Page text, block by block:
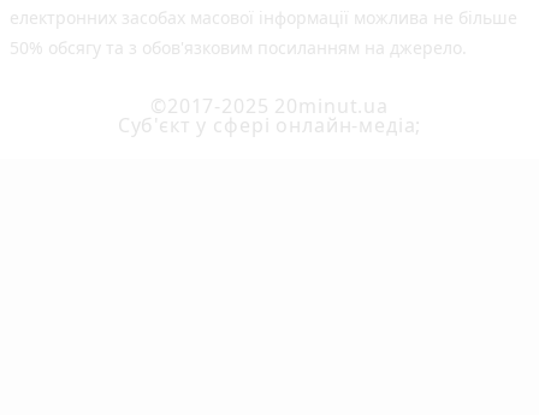
електронних засобах масової інформації можлива не більше
50% обсягу та з обов'язковим посиланням на джерело.
©2017-2025 20minut.ua
Cуб'єкт у сфері онлайн-медіа;